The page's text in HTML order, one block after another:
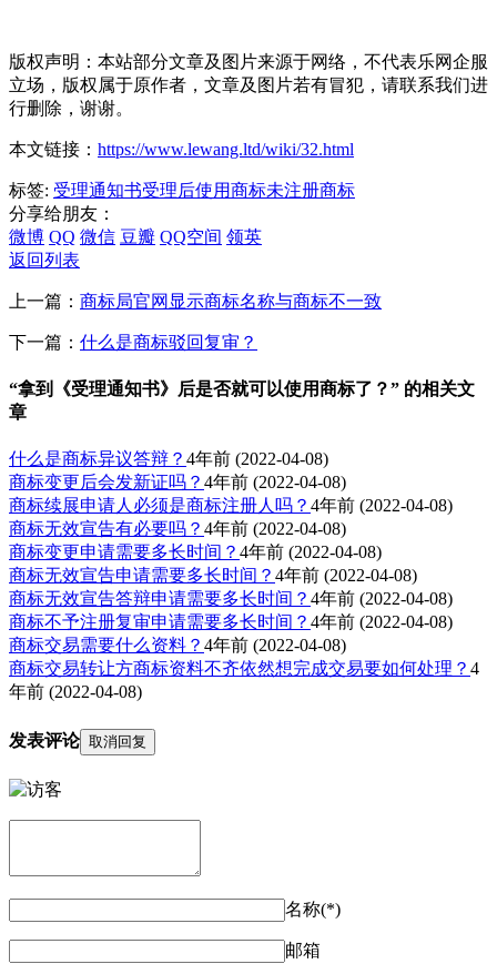
版权声明：本站部分文章及图片来源于网络，不代表乐网企服
立场，版权属于原作者，文章及图片若有冒犯，请联系我们进
行删除，谢谢。
本文链接： https://www.lewang.ltd/wiki/32.html
标签: 受理通知书受理后使用商标未注册商标
分享给朋友：
微博 QQ 微信 豆瓣 QQ空间 领英
返回列表
上一篇： 商标局官网显示商标名称与商标不一致
下一篇： 什么是商标驳回复审？
“拿到《受理通知书》后是否就可以使用商标了？” 的相关文
章
什么是商标异议答辩？ 4年前 (2022-04-08)
商标变更后会发新证吗？ 4年前 (2022-04-08)
商标续展申请人必须是商标注册人吗？ 4年前 (2022-04-08)
商标无效宣告有必要吗？ 4年前 (2022-04-08)
商标变更申请需要多长时间？ 4年前 (2022-04-08)
商标无效宣告申请需要多长时间？ 4年前 (2022-04-08)
商标无效宣告答辩申请需要多长时间？ 4年前 (2022-04-08)
商标不予注册复审申请需要多长时间？ 4年前 (2022-04-08)
商标交易需要什么资料？ 4年前 (2022-04-08)
商标交易转让方商标资料不齐依然想完成交易要如何处理？ 4
年前 (2022-04-08)
发表评论 取消回复
名称(*)
邮箱